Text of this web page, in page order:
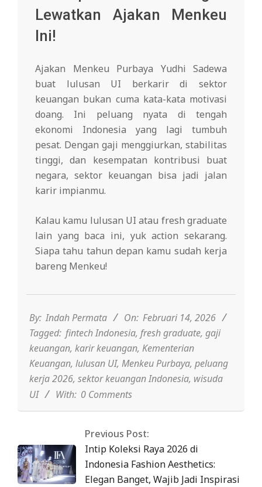
Lewatkan Ajakan Menkeu
Ini!
Ajakan Menkeu Purbaya Yudhi Sadewa
buat lulusan UI berkarir di sektor
keuangan bukan cuma kata-kata motivasi
doang. Ini peluang nyata di tengah
ekonomi Indonesia yang lagi tumbuh
pesat. Dengan gaji menggiurkan, stabilitas
tinggi, dan kesempatan kontribusi buat
negara, sektor keuangan bisa jadi jalan
karir impianmu.
Kalau kamu lulusan UI atau fresh graduate
lain yang baca ini, yuk action sekarang.
Siapa tahu tahun depan kamu sudah kerja
bareng Menkeu!
14
By: Indah Permata On: Februari 14, 2026
Tagged: fintech Indonesia, fresh graduate, gaji
keuangan, karir keuangan, Kementerian
Keuangan, lulusan UI, Menkeu Purbaya, peluang
kerja 2026, sektor keuangan Indonesia, wisuda
UI
With: 0 Comments
Previous Post:
Intip Koleksi Raya 2026 di
Indonesia Fashion Aesthetics:
Elegan Banget, Wajib Jadi Inspirasi